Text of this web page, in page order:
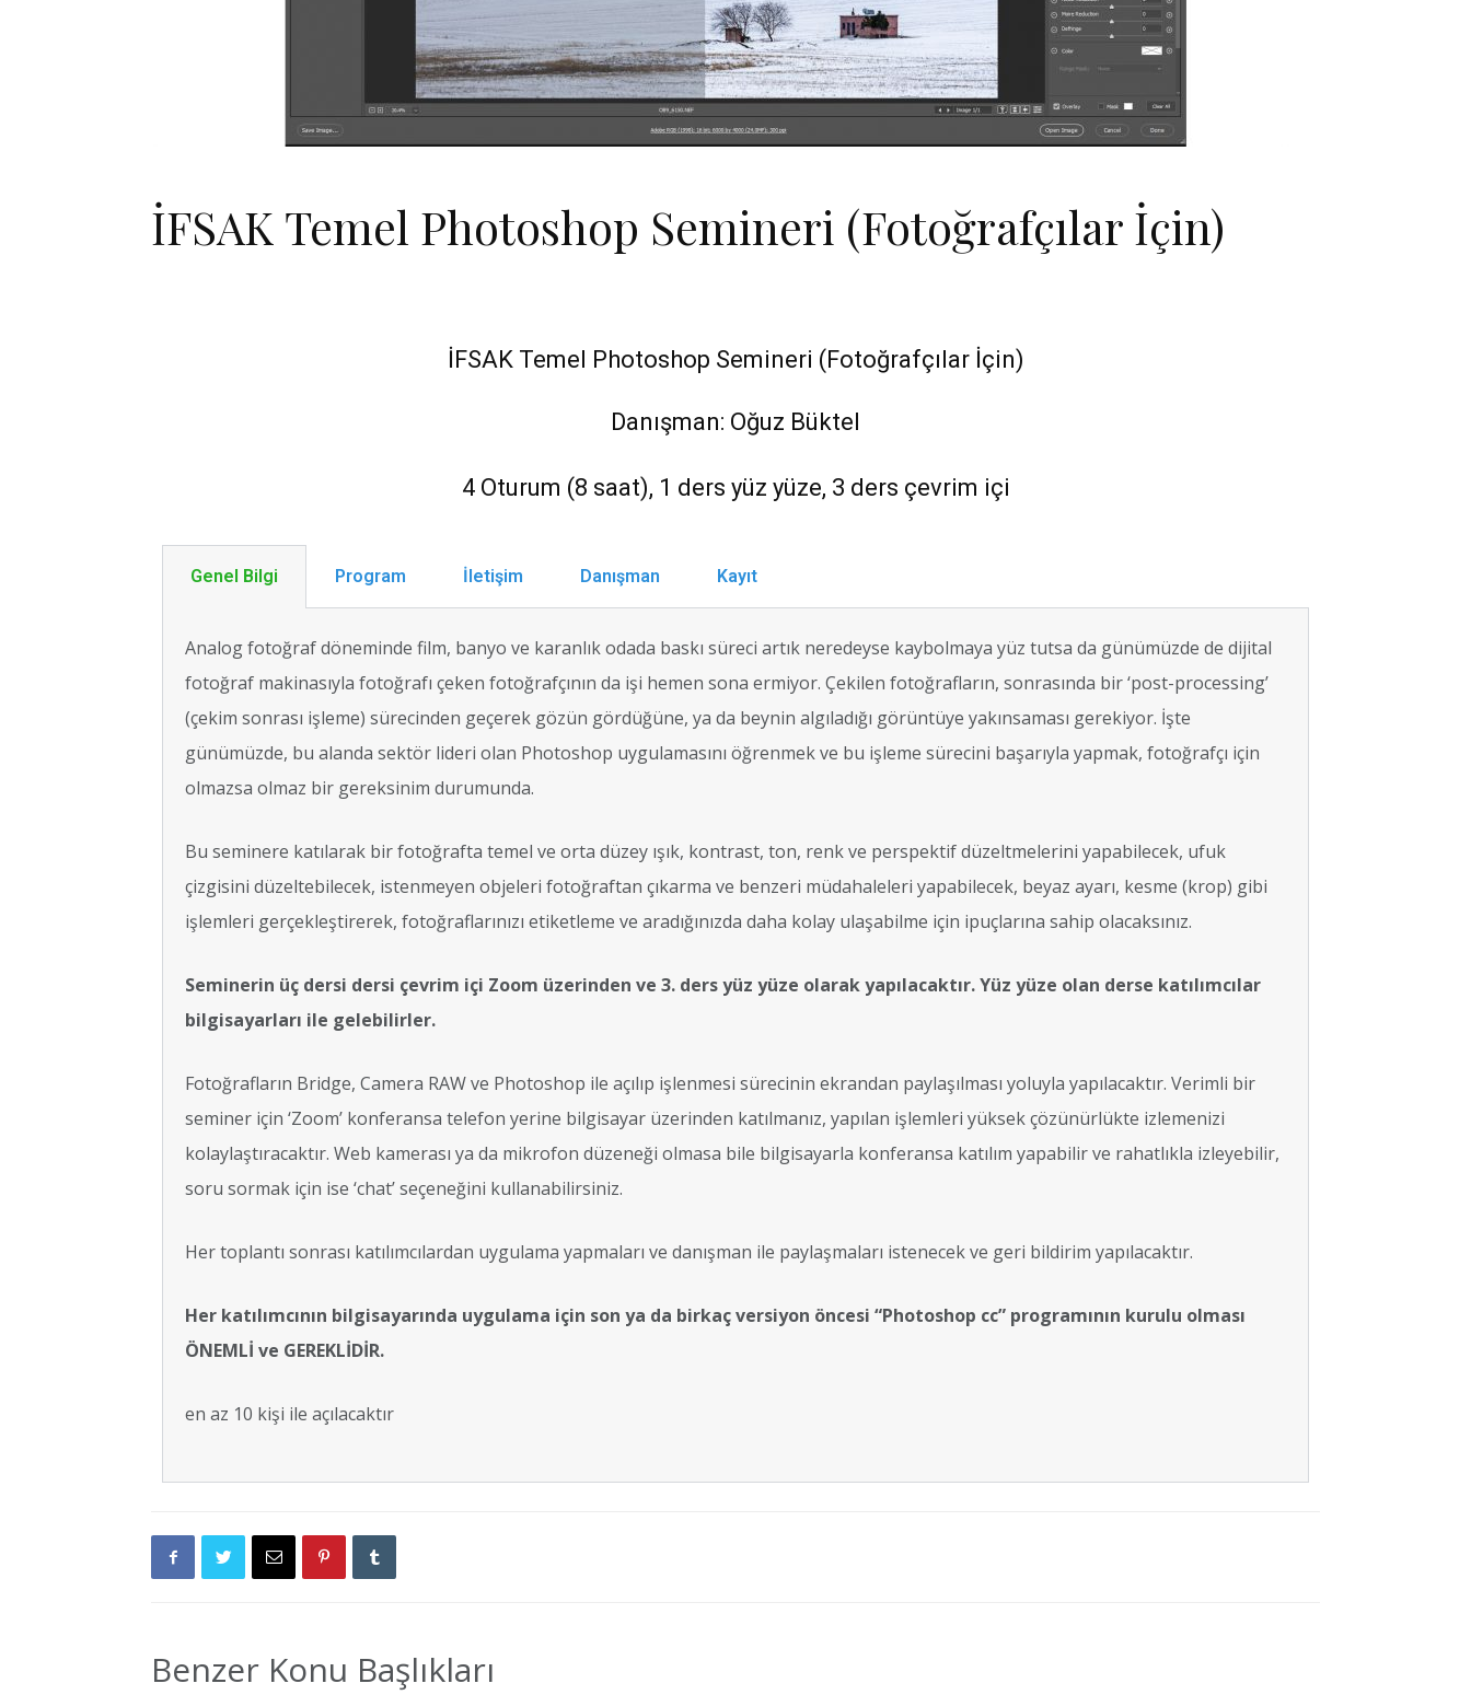
İFSAK Temel Photoshop Semineri (Fotoğrafçılar İçin)
İFSAK Temel Photoshop Semineri (Fotoğrafçılar İçin)
Danışman: Oğuz Büktel
4 Oturum (8 saat), 1 ders yüz yüze, 3 ders çevrim içi
Genel Bilgi Program İletişim Danışman Kayıt
Analog fotoğraf döneminde film, banyo ve karanlık odada baskı süreci artık neredeyse kaybolmaya yüz tutsa da günümüzde de dijital
fotoğraf makinasıyla fotoğrafı çeken fotoğrafçının da işi hemen sona ermiyor. Çekilen fotoğrafların, sonrasında bir ‘post-processing’
(çekim sonrası işleme) sürecinden geçerek gözün gördüğüne, ya da beynin algıladığı görüntüye yakınsaması gerekiyor. İşte
günümüzde, bu alanda sektör lideri olan Photoshop uygulamasını öğrenmek ve bu işleme sürecini başarıyla yapmak, fotoğrafçı için
olmazsa olmaz bir gereksinim durumunda.
Bu seminere katılarak bir fotoğrafta temel ve orta düzey ışık, kontrast, ton, renk ve perspektif düzeltmelerini yapabilecek, ufuk
çizgisini düzeltebilecek, istenmeyen objeleri fotoğraftan çıkarma ve benzeri müdahaleleri yapabilecek, beyaz ayarı, kesme (krop) gibi
işlemleri gerçekleştirerek, fotoğraflarınızı etiketleme ve aradığınızda daha kolay ulaşabilme için ipuçlarına sahip olacaksınız.
Seminerin üç dersi dersi çevrim içi Zoom üzerinden ve 3. ders yüz yüze olarak yapılacaktır. Yüz yüze olan derse katılımcılar
bilgisayarları ile gelebilirler.
Fotoğrafların Bridge, Camera RAW ve Photoshop ile açılıp işlenmesi sürecinin ekrandan paylaşılması yoluyla yapılacaktır. Verimli bir
seminer için ‘Zoom’ konferansa telefon yerine bilgisayar üzerinden katılmanız, yapılan işlemleri yüksek çözünürlükte izlemenizi
kolaylaştıracaktır. Web kamerası ya da mikrofon düzeneği olmasa bile bilgisayarla konferansa katılım yapabilir ve rahatlıkla izleyebilir,
soru sormak için ise ‘chat’ seçeneğini kullanabilirsiniz.
Her toplantı sonrası katılımcılardan uygulama yapmaları ve danışman ile paylaşmaları istenecek ve geri bildirim yapılacaktır.
Her katılımcının bilgisayarında uygulama için son ya da birkaç versiyon öncesi “Photoshop cc” programının kurulu olması
ÖNEMLİ ve GEREKLİDİR.
en az 10 kişi ile açılacaktır
Benzer Konu Başlıkları